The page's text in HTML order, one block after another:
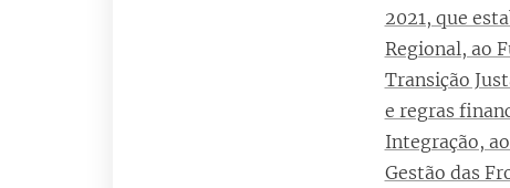
2021, que
Regional, ao
Transição
e regras
Integração,
Gestão das